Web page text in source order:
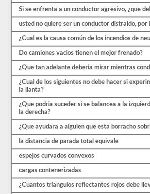
en
ocho
exámenes
práctica
disponibles
gratuita.
Asegúrate
realizar
todas
pruebas
y
tener
un
buen
conocimiento
Si se enfrenta a un conductor agresivo, ¿que
usted no quiere ser un conductor distraido, por
¿Cual es la causa común de los incendios de
Do camiones vacios tienen el mejor frenado?
¿Que tan adelante deberia mirar mientras
¿Cual de los siguientes no debe hacer si
la llanta?
¿Que podria suceder si se balancea a la
la derecha?
¿Que ayudara a alguien que esta borracho
la distancia de parada total equivale
espejos curvados convexos
cargas contenerizadas
¿Cuantos triangulos reflectantes rojos debe